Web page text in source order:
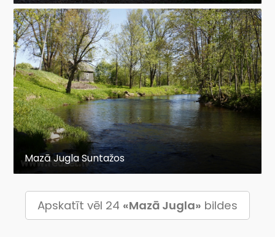
Mazā Jugla Suntažos
Apskatīt vēl 24 «Mazā Jugla» bildes